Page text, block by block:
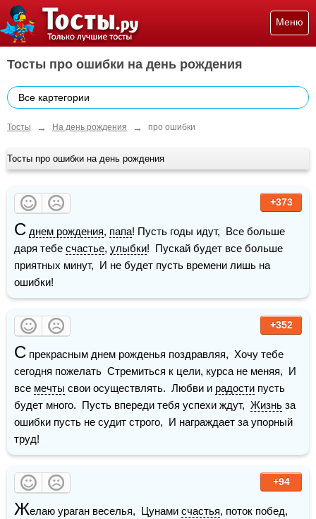
Меню
Тосты про ошибки на день рождения
Все картегории
Тосты → На день рождения → про ошибки
Тосты про ошибки на день рождения
+373
С днем рождения, папа! Пусть годы идут,  Все больше
даря тебе счастье, улыбки!  Пускай будет все больше
приятных минут,  И не будет пусть времени лишь на
ошибки!
+352
С прекрасным днем рожденья поздравляя,  Хочу тебе
сегодня пожелать  Стремиться к цели, курса не меняя,  И
все мечты свои осуществлять.  Любви и радости пусть
будет много.  Пусть впереди тебя успехи ждут, Жизнь за
ошибки пусть не судит строго,  И награждает за упорный
труд!
+94
Желаю ураган веселья,  Цунами счастья, поток побед,